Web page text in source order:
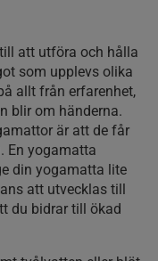
att utföra och hålla
som upplevs olika
allt från erfarenhet,
blir om händerna.
är att de får
En yogamatta
din yogamatta lite
att utvecklas till
du bidrar till ökad